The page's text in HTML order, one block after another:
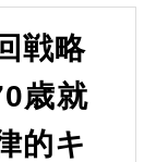
戦略
歳就
的キ